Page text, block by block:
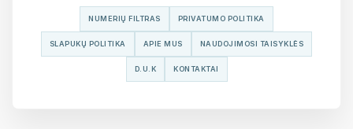
NUMERIŲ FILTRAS PRIVATUMO POLITIKA
SLAPUKŲ POLITIKA APIE MUS NAUDOJIMOSI TAISYKLĖS
D.U.K KONTAKTAI